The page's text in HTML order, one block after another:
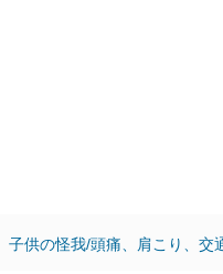
子供の怪我/頭痛、肩こり、交